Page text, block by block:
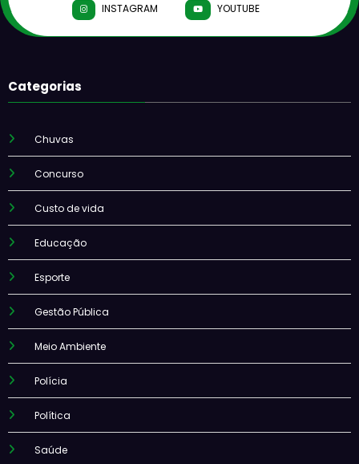
INSTAGRAM
YOUTUBE
Categorias
Chuvas
Concurso
Custo de vida
Educação
Esporte
Gestão Pública
Meio Ambiente
Polícia
Política
Saúde